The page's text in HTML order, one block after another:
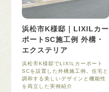
浜松市K様邸｜LIXILカー
ポートSC施工例 外構・
エクステリア
浜松市K様邸でLIXILカーポート
SCを設置した外構施工例。住宅と
調和する美しいデザインと機能性
を両立した実例紹介